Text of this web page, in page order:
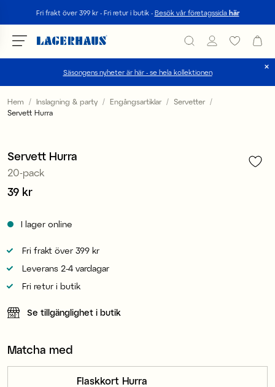
Fri frakt över 399 kr - Fri retur i butik - Besök vår företagssida här
Säsongens nyheter är här - se hela kollektionen
Välj språk / valuta
Hem Inslagning & party Engångsartiklar
Servetter
Servett Hurra
Servett Hurra
20-pack
Pris:39 kr
39 kr
I lager online
Fri frakt över 399 kr
Leverans 2-4 vardagar
Fri retur i butik
Se tillgänglighet i butik
Matcha med
Flaskkort Hurra